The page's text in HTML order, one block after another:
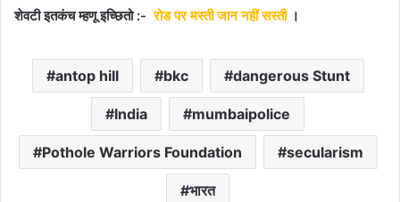
शेवटी इतकंच म्हणू इच्छितो :- रोड पर मस्ती जान नहीं सस्ती ।
antop hill bkc dangerous Stunt
India mumbaipolice
Pothole Warriors Foundation secularism
भारत